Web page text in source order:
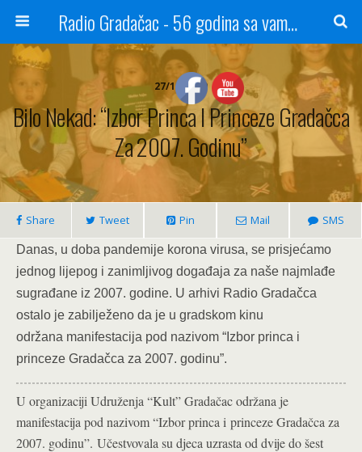
Radio Gradačac - 56 godina sa vama...
27/12/2020
Bilo Nekad: “Izbor Princa I Princeze Gradačca
Za 2007. Godinu”
Share Tweet Pin Mail SMS
Danas, u doba pandemije korona virusa, se prisjećamo
jednog lijepog i zanimljivog događaja za naše najmlađe
sugrađane iz 2007. godine. U arhivi Radio Gradačca
ostalo je zabilježeno da je u gradskom kinu
održana manifestacija pod nazivom “Izbor princa i
princeze Gradačca za 2007. godinu”.
U organizaciji Udruženja “Kult” Gradačac održana je
manifestacija pod nazivom “Izbor princa i princeze Gradačca za
2007. godinu”. Učestvovala su djeca uzrasta od dvije do šest